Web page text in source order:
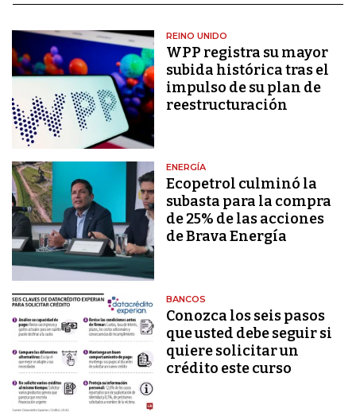
REINO UNIDO
WPP registra su mayor
subida histórica tras el
impulso de su plan de
reestructuración
ENERGÍA
Ecopetrol culminó la
subasta para la compra
de 25% de las acciones
de Brava Energía
BANCOS
Conozca los seis pasos
que usted debe seguir si
quiere solicitar un
crédito este curso